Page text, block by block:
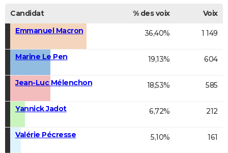
Candidat % des voix
Voix
Emmanuel Macron
36,40% 1 149
Marine Le Pen 19,13% 604
Jean-Luc Mélenchon 18,53% 585
Yannick Jadot 6,72% 212
Valérie Pécresse 5,10% 161